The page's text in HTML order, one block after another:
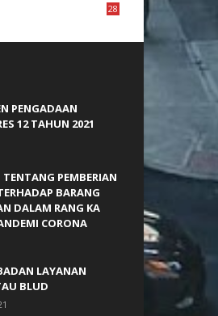
28
PENGADAAN
12 TAHUN 2021
PEMBERIAN
BARANG
DALAM RANG KA
CORONA
LAYANAN
BLUD